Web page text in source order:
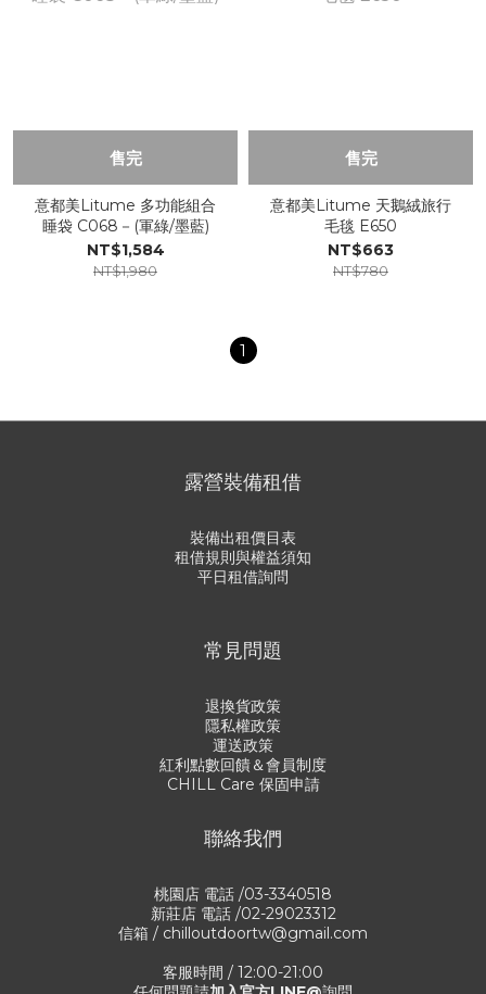
售完
意都美Litume 多功能組合
睡袋 C068－(軍綠/墨藍)
NT$1,584
NT$1,980
售完
意都美Litume 天鵝絨旅行
毛毯 E650
NT$663
NT$780
1
露營裝備租借
裝備出租價目表
租借規則與權益須知
平日租借詢問
常見問題
退換貨政策
隱私權政策
運送政策
紅利點數回饋＆會員制度
CHILL Care 保固申請
聯絡我們
桃園店 電話 /03-3340518
新莊店 電話 /02-29023312
信箱 / chilloutdoortw@gmail.com
客服時間 / 12:00-21:00